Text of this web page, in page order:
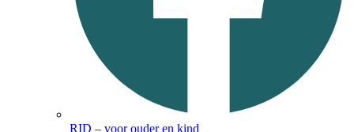
RID – voor ouder en kind